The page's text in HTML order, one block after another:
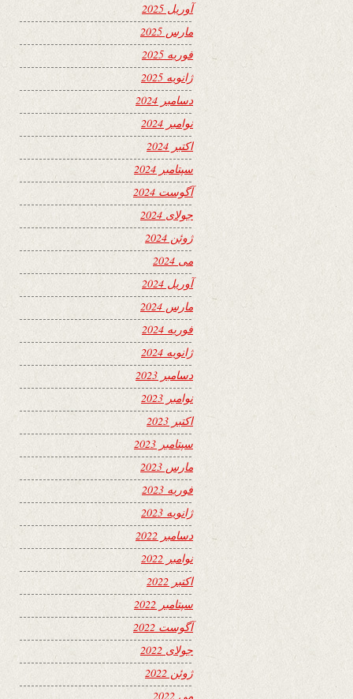
آوریل 2025
مارس 2025
فوریه 2025
ژانویه 2025
دسامبر 2024
نوامبر 2024
اکتبر 2024
سپتامبر 2024
آگوست 2024
جولای 2024
ژوئن 2024
می 2024
آوریل 2024
مارس 2024
فوریه 2024
ژانویه 2024
دسامبر 2023
نوامبر 2023
اکتبر 2023
سپتامبر 2023
مارس 2023
فوریه 2023
ژانویه 2023
دسامبر 2022
نوامبر 2022
اکتبر 2022
سپتامبر 2022
آگوست 2022
جولای 2022
ژوئن 2022
می 2022